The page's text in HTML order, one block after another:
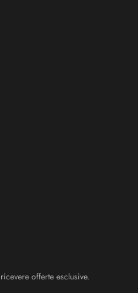
offerte esclusive.